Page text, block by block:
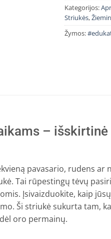
Kategorijos:
Striukės,
Žymos:
–
pavasario, rudens ar
Tai rūpestingų tėvų
Įsivaizduokite, kaip
Ši striukė sukurta tam,
oro permainų.